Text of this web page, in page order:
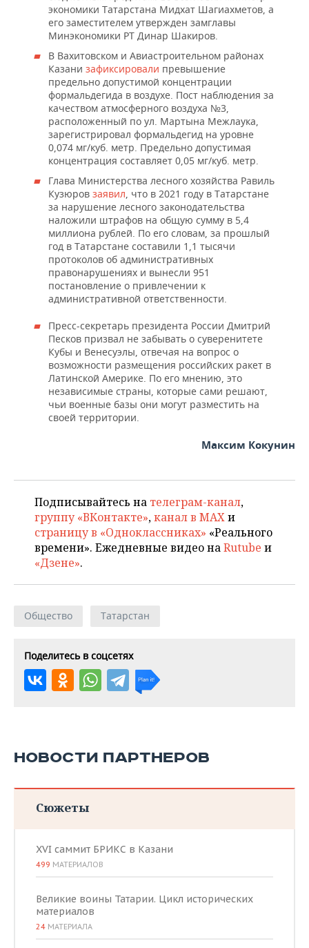
экономики Татарстана Мидхат Шагиахметов, а
его заместителем утвержден замглавы
Минэкономики РТ Динар Шакиров.
В Вахитовском и Авиастроительном районах
Казани зафиксировали превышение
предельно допустимой концентрации
формальдегида в воздухе. Пост наблюдения за
качеством атмосферного воздуха №3,
расположенный по ул. Мартына Межлаука,
зарегистрировал формальдегид на уровне
0,074 мг/куб. метр. Предельно допустимая
концентрация составляет 0,05 мг/куб. метр.
Глава Министерства лесного хозяйства Равиль
Кузюров заявил , что в 2021 году в Татарстане
за нарушение лесного законодательства
наложили штрафов на общую сумму в 5,4
миллиона рублей. По его словам, за прошлый
год в Татарстане составили 1,1 тысячи
протоколов об административных
правонарушениях и вынесли 951
постановление о привлечении к
административной ответственности.
Пресс-секретарь президента России Дмитрий
Песков призвал не забывать о суверенитете
Кубы и Венесуэлы, отвечая на вопрос о
возможности размещения российских ракет в
Латинской Америке. По его мнению, это
независимые страны, которые сами решают,
чьи военные базы они могут разместить на
своей территории.
Максим Кокунин
Подписывайтесь на телеграм-канал,
группу «ВКонтакте»,канал в MAXи
страницу в «Одноклассниках» «Реального
времени». Ежедневные видео наRutube и
«Дзене».
Общество Татарстан
Поделитесь в соцсетях
НОВОСТИ ПАРТНЕРОВ
Сюжеты
XVI саммит БРИКС в Казани
499 МАТЕРИАЛОВ
Великие воины Татарии. Цикл исторических
материалов
24 МАТЕРИАЛА